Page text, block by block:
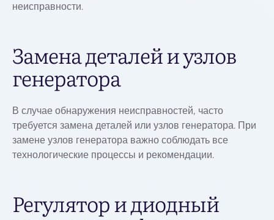
неисправности.
Замена деталей и узлов
генератора
В случае обнаружения неисправностей, часто
требуется замена деталей или узлов генератора. При
замене узлов генератора важно соблюдать все
технологические процессы и рекомендации.
Регулятор и диодный